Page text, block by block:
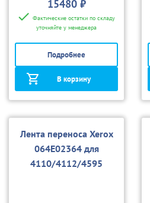
15480 ₽
Фактические остатки по складу
уточняйте у менеджера
Подробнее
В корзину
Лента переноса Xerox
064E02364 для
4110/4112/4595